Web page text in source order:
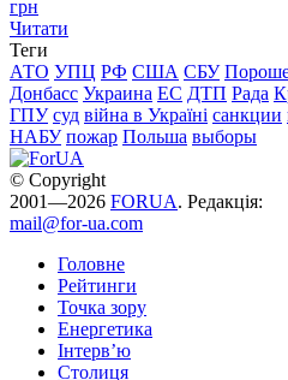
грн
Читати
Теги
АТО УПЦ РФ США СБУ
Донбасс Украина ЕС ДТП Рада
ГПУ суд війна в Україні санкции
НАБУ пожар Польша выборы
© Copyright
2001—2026 FORUA. Редакція:
mail@for-ua.com
Головне
Рейтинги
Точка зору
Енергетика
Інтерв’ю
Столиця